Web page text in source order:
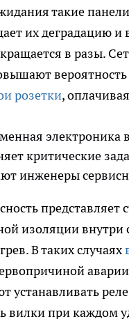
такие
их деградацию и
в разы.
розетки,
критические
инженеры
изоляции внутри
В таких случаях
устанавливать
вилки при каждом